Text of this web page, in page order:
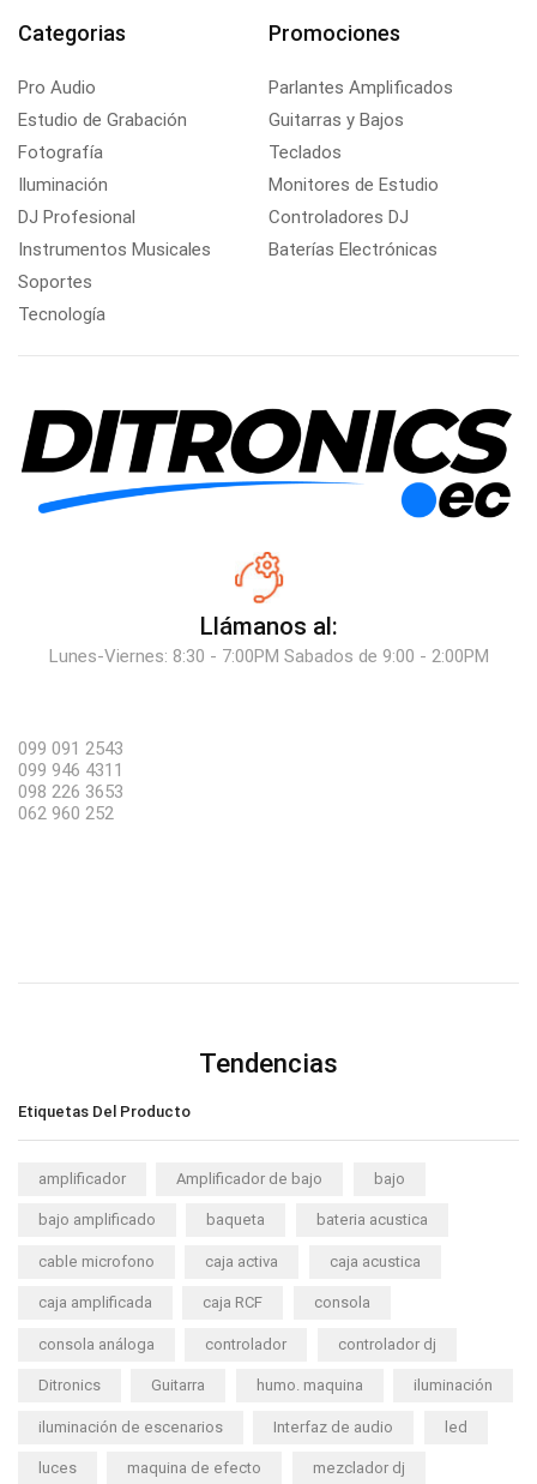
Categorias
Pro Audio
Estudio de Grabación
Fotografía
Iluminación
DJ Profesional
Instrumentos Musicales
Soportes
Tecnología
Promociones
Parlantes Amplificados
Guitarras y Bajos
Teclados
Monitores de Estudio
Controladores DJ
Baterías Electrónicas
Llámanos al:
Lunes-Viernes: 8:30 - 7:00PM Sabados de 9:00 - 2:00PM
099 091 2543
099 946 4311
098 226 3653
062 960 252
Tendencias
Etiquetas Del Producto
amplificador Amplificador de bajo bajo
bajo amplificado baqueta bateria acustica
cable microfono caja activa caja acustica
caja amplificada caja RCF consola
consola análoga controlador controlador dj
Ditronics Guitarra humo. maquina iluminación
iluminación de escenarios Interfaz de audio led
luces maquina de efecto mezclador dj